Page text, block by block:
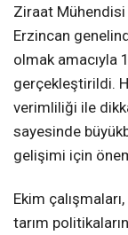
Ziraat
Erzincan
olmak amacıyla
gerçekleştirildi.
verimliliği ile
sayesinde
gelişimi için
Ekim
tarım